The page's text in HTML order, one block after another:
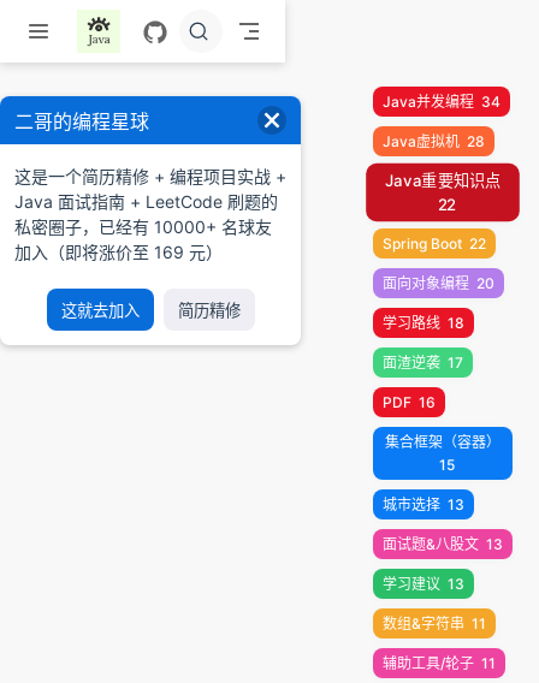
跳至主要內容
Java并发编程 34
Java虚拟机 28
Java重要知识点
22
Spring Boot 22
面向对象编程 20
学习路线 18
面渣逆袭 17
PDF 16
集合框架（容器）
15
城市选择 13
面试题&八股文 13
学习建议 13
数组&字符串 11
辅助工具/轮子 11
二哥的编程星球
这是一个简历精修 + 编程项目实战 +
Java 面试指南 + LeetCode 刷题的
私密圈子，已经有 10000+ 名球友
加入（即将涨价至 169 元）
这就去加入 简历精修